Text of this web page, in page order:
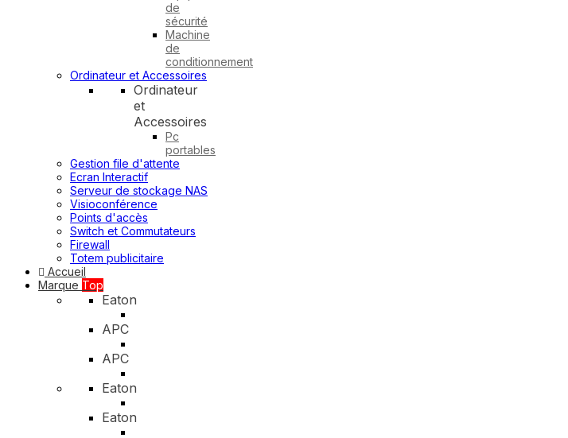
de
sécurité
Machine
de
conditionnement
Ordinateur et Accessoires
Ordinateur
et
Accessoires
Pc
portables
Gestion file d'attente
Ecran Interactif
Serveur de stockage NAS
Visioconférence
Points d'accès
Switch et Commutateurs
Firewall
Totem publicitaire
Accueil
Marque Top
Eaton
APC
APC
Eaton
Eaton